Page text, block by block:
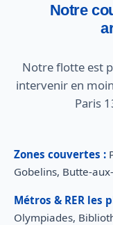
Notre
Notre flotte est
intervenir en
Paris
Zones couvertes :
Gobelins, Butte-
Métros & RER les
Olympiades,